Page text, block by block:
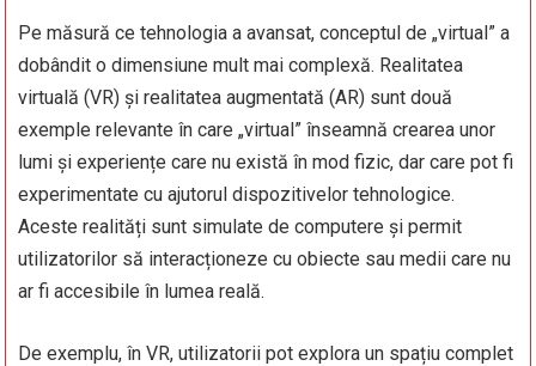
Pe măsură ce tehnologia a avansat, conceptul de „virtual” a
dobândit o dimensiune mult mai complexă. Realitatea
virtuală (VR) și realitatea augmentată (AR) sunt două
exemple relevante în care „virtual” înseamnă crearea unor
lumi și experiențe care nu există în mod fizic, dar care pot fi
experimentate cu ajutorul dispozitivelor tehnologice.
Aceste realități sunt simulate de computere și permit
utilizatorilor să interacționeze cu obiecte sau medii care nu
ar fi accesibile în lumea reală.
De exemplu, în VR, utilizatorii pot explora un spațiu complet